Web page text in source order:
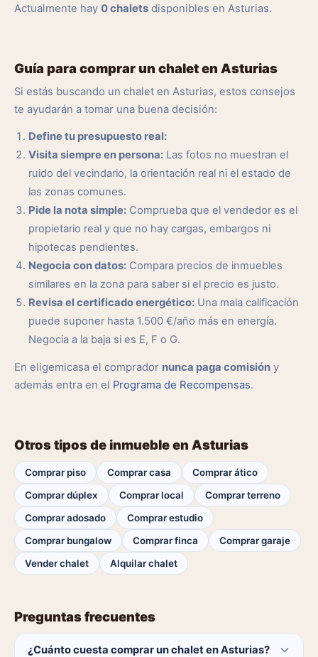
Actualmente hay 0 chalets disponibles en Asturias.
Guía para comprar un chalet en Asturias
Si estás buscando un chalet en Asturias, estos consejos
te ayudarán a tomar una buena decisión:
Define tu presupuesto real:
Visita siempre en persona: Las fotos no muestran el
ruido del vecindario, la orientación real ni el estado de
las zonas comunes.
Pide la nota simple: Comprueba que el vendedor es el
propietario real y que no hay cargas, embargos ni
hipotecas pendientes.
Negocia con datos: Compara precios de inmuebles
similares en la zona para saber si el precio es justo.
Revisa el certificado energético: Una mala calificación
puede suponer hasta 1.500 €/año más en energía.
Negocia a la baja si es E, F o G.
En eligemicasa el comprador nunca paga comisión y
además entra en el Programa de Recompensas.
Otros tipos de inmueble en Asturias
Comprar piso Comprar casa
Comprar ático
Comprar dúplex
Comprar local
Comprar terreno
Comprar adosado
Comprar estudio
Comprar bungalow
Comprar finca
Comprar garaje
Vender chalet
Alquilar chalet
Preguntas frecuentes
¿Cuánto cuesta comprar un chalet en Asturias?